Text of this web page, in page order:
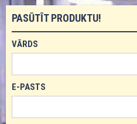
PASŪTĪT PRODUKTU!
VĀRDS
E-PASTS